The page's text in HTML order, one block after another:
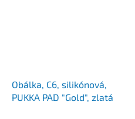
Obálka, C6, silikónová,
PUKKA PAD "Gold", zlatá